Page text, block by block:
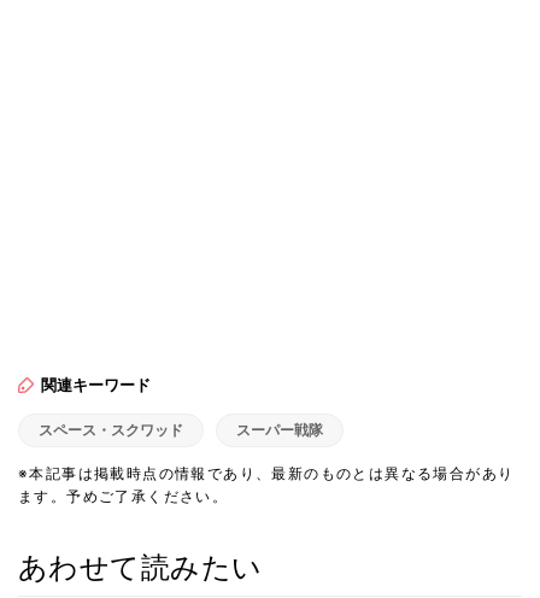
関連キーワード
スペース・スクワッド スーパー戦隊
※本記事は掲載時点の情報であり、最新のものとは異なる場合があり
ます。予めご了承ください。
あわせて読みたい